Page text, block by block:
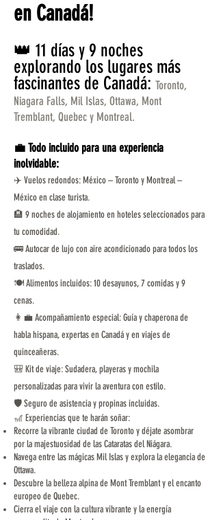
en Canadá!
👑 11 días y 9 noches
explorando los lugares más
fascinantes de Canadá: Toronto,
Niagara Falls, Mil Islas, Ottawa, Mont
Tremblant, Quebec y Montreal.
💼 Todo incluido para una experiencia
inolvidable:
✈️ Vuelos redondos: México – Toronto y Montreal –
México en clase turista.
🏨 9 noches de alojamiento en hoteles seleccionados para
tu comodidad.
🚌 Autocar de lujo con aire acondicionado para todos los
traslados.
🍽️ Alimentos incluidos: 10 desayunos, 7 comidas y 9
cenas.
👩‍💼 Acompañamiento especial: Guía y chaperona de
habla hispana, expertas en Canadá y en viajes de
quinceañeras.
🎒 Kit de viaje: Sudadera, playeras y mochila
personalizadas para vivir la aventura con estilo.
🛡️ Seguro de asistencia y propinas incluidas.
🎢 Experiencias que te harán soñar:
Recorre la vibrante ciudad de Toronto y déjate asombrar
por la majestuosidad de las Cataratas del Niágara.
Navega entre las mágicas Mil Islas y explora la elegancia de
Ottawa.
Descubre la belleza alpina de Mont Tremblant y el encanto
europeo de Quebec.
Cierra el viaje con la cultura vibrante y la energía